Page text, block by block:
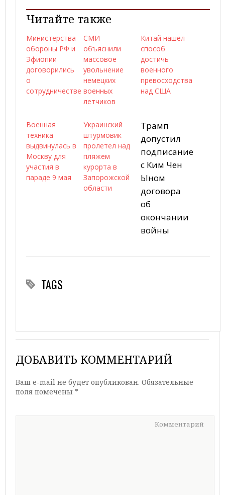
Читайте также
Министерства
обороны РФ и
Эфиопии
договорились
о
сотрудничестве
СМИ
объяснили
массовое
увольнение
немецких
военных
летчиков
Китай нашел
способ
достичь
военного
превосходства
над США
Военная
техника
выдвинулась в
Москву для
участия в
параде 9 мая
Украинский
штурмовик
пролетел над
пляжем
курорта в
Запорожской
области
Трамп
допустил
подписание
с Ким Чен
Ыном
договора
об
окончании
войны
TAGS
ДОБАВИТЬ КОММЕНТАРИЙ
Ваш e-mail не будет опубликован. Обязательные
поля помечены *
Комментарий